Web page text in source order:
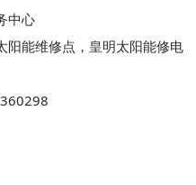
中心
阳能维修点，皇明太阳能修电